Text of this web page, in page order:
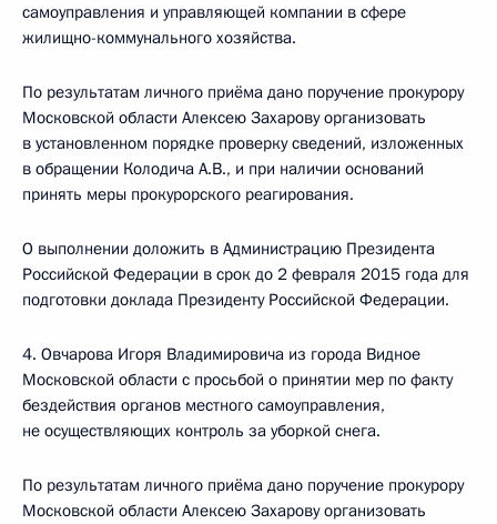
самоуправления и управляющей компании в сфере
жилищно-коммунального хозяйства.
По результатам личного приёма дано поручение прокурору
Московской области Алексею Захарову организовать
в установленном порядке проверку сведений, изложенных
в обращении Колодича А.В., и при наличии оснований
принять меры прокурорского реагирования.
О выполнении доложить в Администрацию Президента
Российской Федерации в срок до 2 февраля 2015 года для
подготовки доклада Президенту Российской Федерации.
4. Овчарова Игоря Владимировича из города Видное
Московской области с просьбой о принятии мер по факту
бездействия органов местного самоуправления,
не осуществляющих контроль за уборкой снега.
По результатам личного приёма дано поручение прокурору
Московской области Алексею Захарову организовать